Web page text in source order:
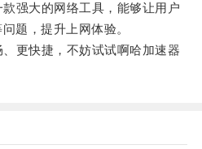
大的网络工具，能够让用户
题，提升上网体验。
快捷，不妨试试啊哈加速器